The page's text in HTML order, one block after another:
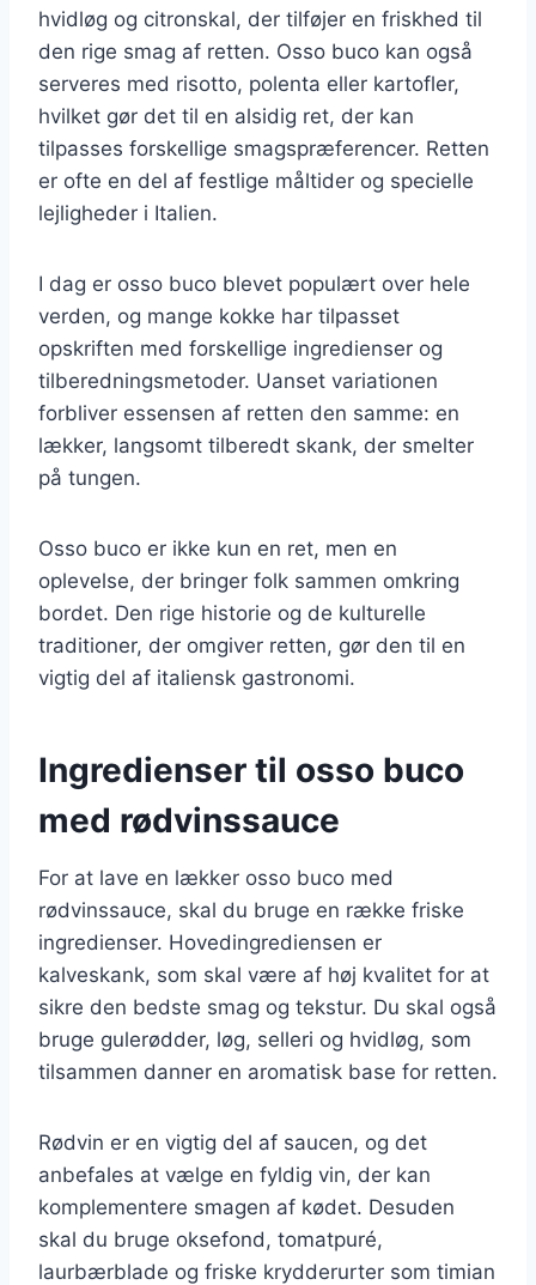
hvidløg og citronskal, der tilføjer en friskhed til
den rige smag af retten. Osso buco kan også
serveres med risotto, polenta eller kartofler,
hvilket gør det til en alsidig ret, der kan
tilpasses forskellige smagspræferencer. Retten
er ofte en del af festlige måltider og specielle
lejligheder i Italien.
I dag er osso buco blevet populært over hele
verden, og mange kokke har tilpasset
opskriften med forskellige ingredienser og
tilberedningsmetoder. Uanset variationen
forbliver essensen af retten den samme: en
lækker, langsomt tilberedt skank, der smelter
på tungen.
Osso buco er ikke kun en ret, men en
oplevelse, der bringer folk sammen omkring
bordet. Den rige historie og de kulturelle
traditioner, der omgiver retten, gør den til en
vigtig del af italiensk gastronomi.
Ingredienser til osso buco
med rødvinssauce
For at lave en lækker osso buco med
rødvinssauce, skal du bruge en række friske
ingredienser. Hovedingrediensen er
kalveskank, som skal være af høj kvalitet for at
sikre den bedste smag og tekstur. Du skal også
bruge gulerødder, løg, selleri og hvidløg, som
tilsammen danner en aromatisk base for retten.
Rødvin er en vigtig del af saucen, og det
anbefales at vælge en fyldig vin, der kan
komplementere smagen af kødet. Desuden
skal du bruge oksefond, tomatpuré,
laurbærblade og friske krydderurter som timian